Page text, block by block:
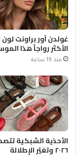
غولدن آور براونت
الأكثر رواجاً هذا
منذ 19 ساعة
الأحذية الشبكية
٢٠٢٦ وتغيّر الإطلالة